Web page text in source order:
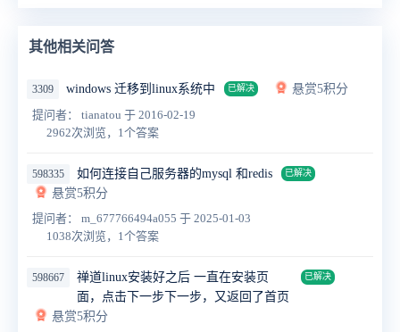
其他相关问答
3309 windows 迁移到linux系统中 已解决
悬赏5积分
提问者： tianatou 于 2016-02-19
2962次浏览，1个答案
598335 如何连接自己服务器的mysql 和redis 已解决
悬赏5积分
提问者： m_677766494a055 于 2025-01-03
1038次浏览，1个答案
598667
禅道linux安装好之后 一直在安装页
面，点击下一步下一步，又返回了首页
已解决
悬赏5积分